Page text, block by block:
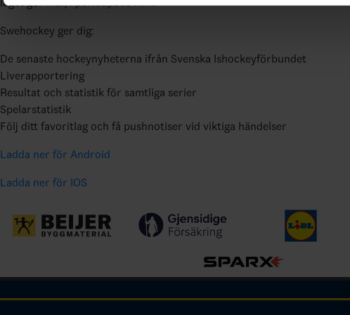
Swehockey ger dig:
De senaste hockeynyheterna ifrån Svenska Ishockeyförbundet
Liverapportering
Resultat och statistik för samtliga serier
Spelarstatistik
Följ ditt favoritlag och få pushnotiser vid viktiga händelser
Ladda ner för Android
Ladda ner för IOS